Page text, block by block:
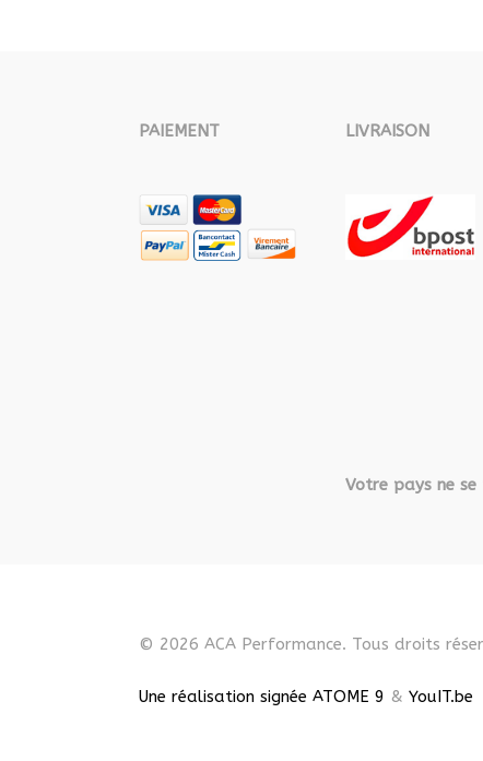
PAIEMENT LIVRAISON
Votre pays ne
© 2026 ACA Performance. Tous droits
Une réalisation signée ATOME 9 & YouIT.be